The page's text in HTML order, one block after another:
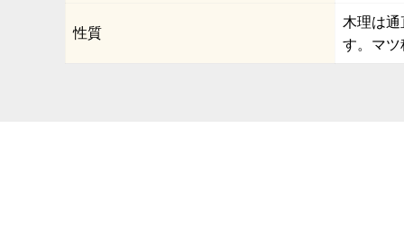
性質
木理は
す。マツ